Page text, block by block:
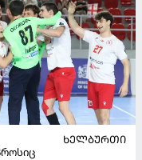
ᲮᲔᲚᲑᲣᲠᲗᲘ